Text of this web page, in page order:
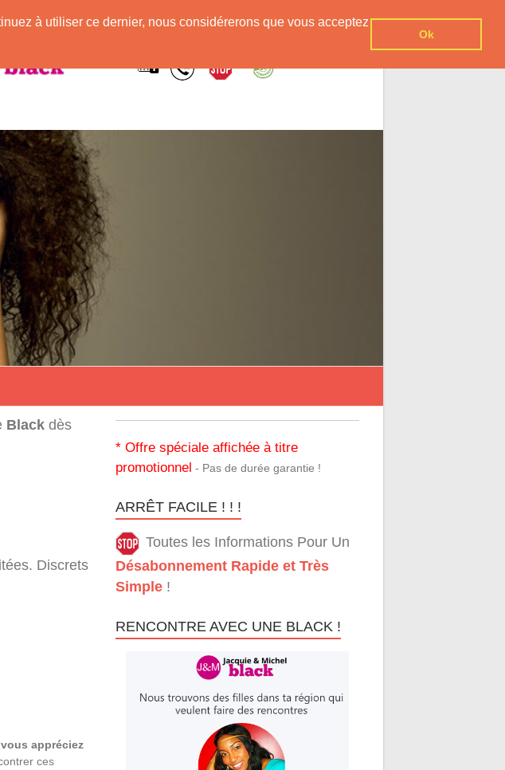
à utiliser ce dernier, nous considérerons que vous acceptez
Ok
Blackdès
Discrets
appréciez
ces
* Offre spéciale affichée à titre
promotionnel - Pas de durée garantie !
ARRÊT FACILE ! ! !
Toutes les Informations Pour Un
Désabonnement Rapide et Très
Simple !
RENCONTRE AVEC UNE BLACK !